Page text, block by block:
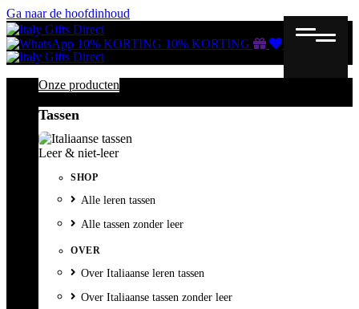
Ga naar de hoofdinhoud
10% KORTING 10% KORTING Gutscheine
Wunschliste
Warenkorb
Onze producten
Tassen
Leer & niet-leer
SHOP
Alle leren tassen
Alle tassen zonder leer
OVER
Over Italiaanse leren tassen
Over Italiaanse tassen zonder leer